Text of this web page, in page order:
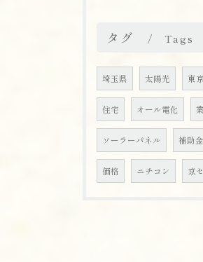
タグ Tags
埼玉県 太陽光 東
住宅 オール電化
ソーラーパネル 補助金
価格 ニチコン 京